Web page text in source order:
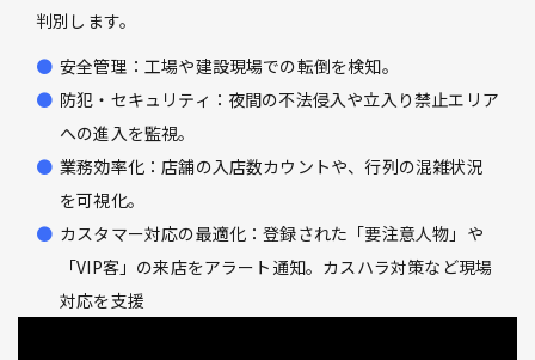
判別します。
安全管理：工場や建設現場での転倒を検知。
防犯・セキュリティ：夜間の不法侵入や立入り禁止エリア
への進入を監視。
業務効率化：店舗の入店数カウントや、行列の混雑状況
を可視化。
カスタマー対応の最適化：登録された「要注意人物」や
「VIP客」の来店をアラート通知。カスハラ対策など現場
対応を支援